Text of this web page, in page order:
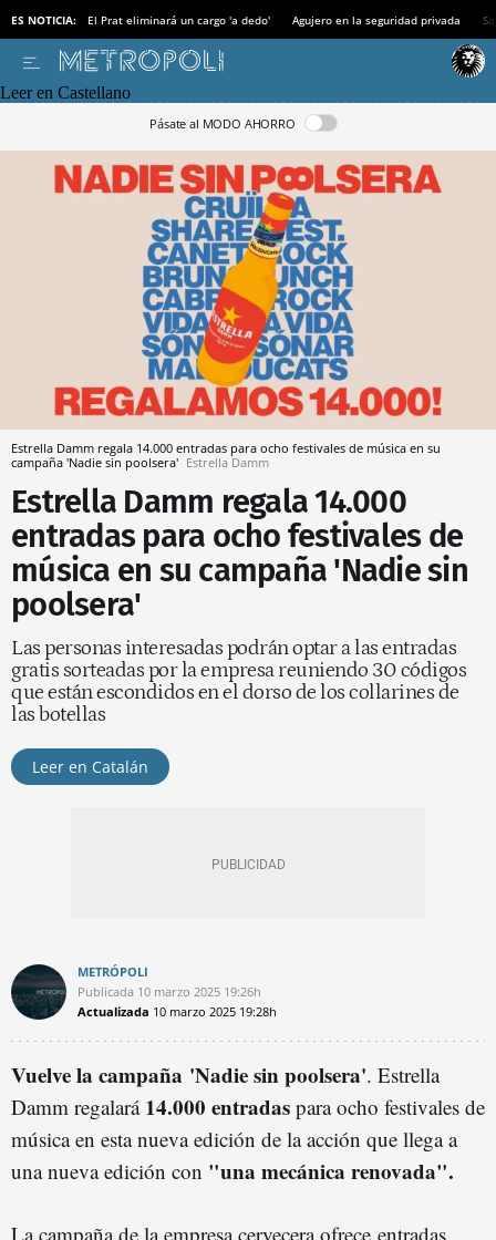
ES NOTICIA: El Prat eliminará un cargo 'a dedo' Agujero en la seguridad privada
Leer en Castellano
Pásate al MODO AHORRO
Estrella Damm regala 14.000 entradas para ocho festivales de música en su
campaña 'Nadie sin poolsera' Estrella Damm
Estrella Damm regala 14.000
entradas para ocho festivales de
música en su campaña 'Nadie sin
poolsera'
Las personas interesadas podrán optar a las entradas
gratis sorteadas por la empresa reuniendo 30 códigos
que están escondidos en el dorso de los collarines de
las botellas
Leer en Catalán
METRÓPOLI
Publicada 10 marzo 2025 19:26h
Actualizada 10 marzo 2025 19:28h
Vuelve la campaña 'Nadie sin poolsera'. Estrella
Damm regalará 14.000 entradas para ocho festivales de
música en esta nueva edición de la acción que llega a
una nueva edición con "una mecánica renovada".
La campaña de la empresa cervecera ofrece entradas